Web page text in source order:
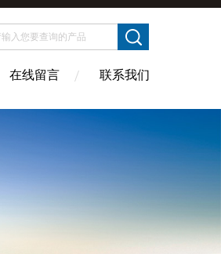
在线留言 联系我们